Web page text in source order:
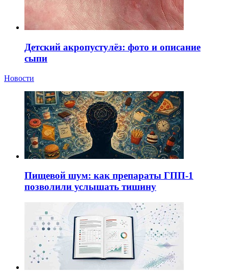
Детский акропустулёз: фото и описание
сыпи
Новости
Пищевой шум: как препараты ГПП-1
позволили услышать тишину